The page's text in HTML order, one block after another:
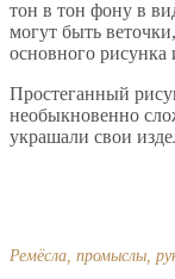
тон в тон фону в
могут быть
основного рисунка
Простеганный
необыкновенно
украшали свои
Ремёсла, промыслы,